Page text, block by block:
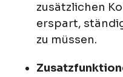
zusätzlichen
erspart,
zu müssen.